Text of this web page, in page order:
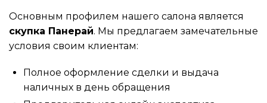
Основным профилем нашего салона является
скупка Панерай. Мы предлагаем замечательные
условия своим клиентам:
Полное оформление сделки и выдача
наличных в день обращения